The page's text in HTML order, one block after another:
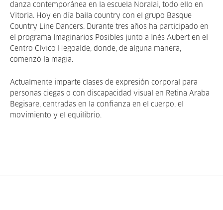
danza contemporánea en la escuela Noralai, todo ello en
Vitoria. Hoy en día baila country con el grupo Basque
Country Line Dancers. Durante tres años ha participado en
el programa Imaginarios Posibles junto a Inés Aubert en el
Centro Cívico Hegoalde, donde, de alguna manera,
comenzó la magia.
Actualmente imparte clases de expresión corporal para
personas ciegas o con discapacidad visual en Retina Araba
Begisare, centradas en la confianza en el cuerpo, el
movimiento y el equilibrio.